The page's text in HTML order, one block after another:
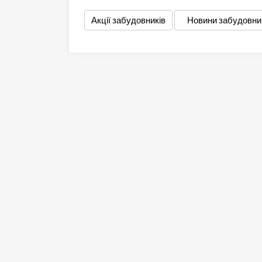
Акції забудовників Новини